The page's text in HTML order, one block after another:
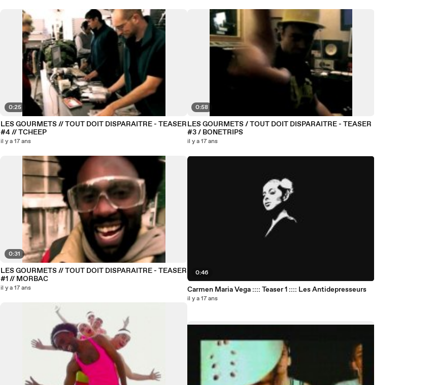
0:25
LES GOURMETS // TOUT DOIT DISPARAITRE - TEASER
#4 // TCHEEP
il y a 17 ans
0:31
LES GOURMETS // TOUT DOIT DISPARAITRE - TEASER
#1 // MORBAC
il y a 17 ans
0:58
LES GOURMETS / TOUT DOIT DISPARAITRE - TEASER
#3 / BONETRIPS
il y a 17 ans
0:46
Carmen Maria Vega :::: Teaser 1 :::: Les Antidepresseurs
il y a 17 ans